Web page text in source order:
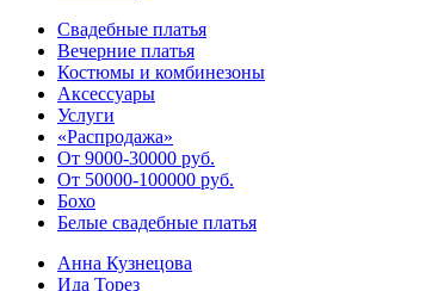
Свадебные платья
Вечерние платья
Костюмы и комбинезоны
Аксессуары
Услуги
«Распродажа»
От 9000-30000 руб.
От 50000-100000 руб.
Бохо
Белые свадебные платья
Анна Кузнецова
Ида Торез